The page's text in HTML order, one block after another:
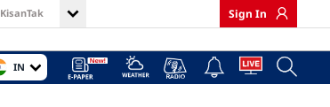
KisanTak Sign In
IN